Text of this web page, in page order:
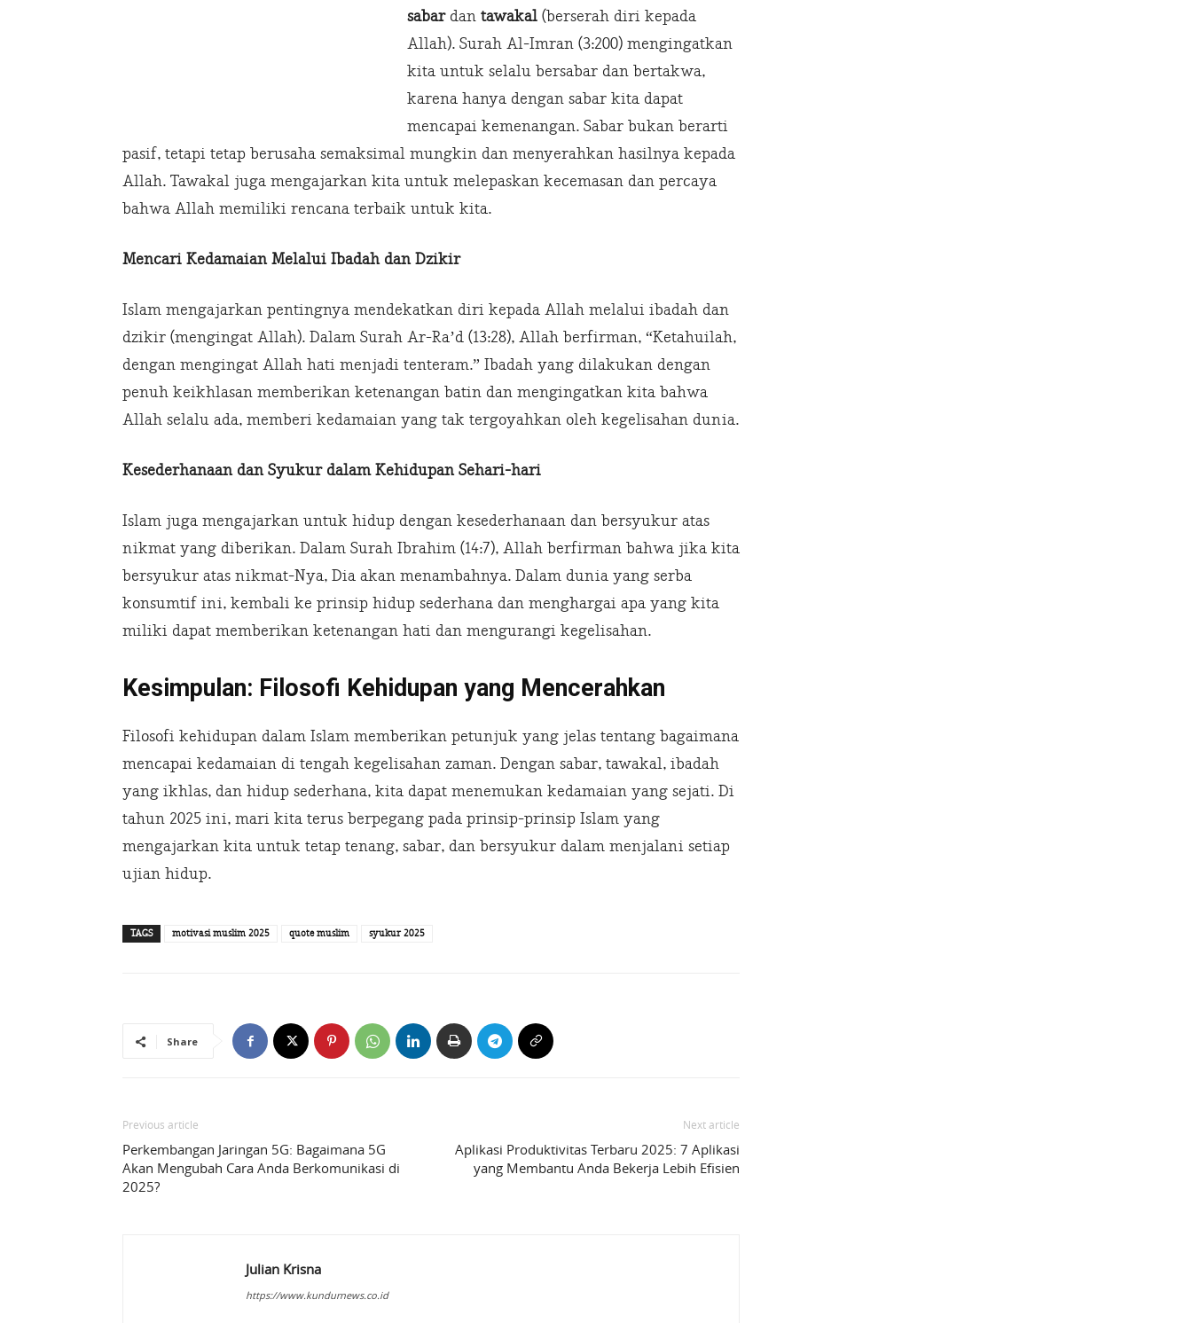
sabardan tawakal (berserah diri kepada
Allah). Surah Al-Imran (3:200) mengingatkan
kita untuk selalu bersabar dan bertakwa,
karena hanya dengan sabar kita dapat
mencapai kemenangan. Sabar bukan berarti
pasif, tetapi tetap berusaha semaksimal mungkin dan menyerahkan hasilnya kepada
Allah. Tawakal juga mengajarkan kita untuk melepaskan kecemasan dan percaya
bahwa Allah memiliki rencana terbaik untuk kita.
Mencari Kedamaian Melalui Ibadah dan Dzikir
Islam mengajarkan pentingnya mendekatkan diri kepada Allah melalui ibadah dan
dzikir (mengingat Allah). Dalam Surah Ar-Ra’d (13:28), Allah berfirman, “Ketahuilah,
dengan mengingat Allah hati menjadi tenteram.” Ibadah yang dilakukan dengan
penuh keikhlasan memberikan ketenangan batin dan mengingatkan kita bahwa
Allah selalu ada, memberi kedamaian yang tak tergoyahkan oleh kegelisahan dunia.
Kesederhanaan dan Syukur dalam Kehidupan Sehari-hari
Islam juga mengajarkan untuk hidup dengan kesederhanaan dan bersyukur atas
nikmat yang diberikan. Dalam Surah Ibrahim (14:7), Allah berfirman bahwa jika kita
bersyukur atas nikmat-Nya, Dia akan menambahnya. Dalam dunia yang serba
konsumtif ini, kembali ke prinsip hidup sederhana dan menghargai apa yang kita
miliki dapat memberikan ketenangan hati dan mengurangi kegelisahan.
Kesimpulan: Filosofi Kehidupan yang Mencerahkan
Filosofi kehidupan dalam Islam memberikan petunjuk yang jelas tentang bagaimana
mencapai kedamaian di tengah kegelisahan zaman. Dengan sabar, tawakal, ibadah
yang ikhlas, dan hidup sederhana, kita dapat menemukan kedamaian yang sejati. Di
tahun 2025 ini, mari kita terus berpegang pada prinsip-prinsip Islam yang
mengajarkan kita untuk tetap tenang, sabar, dan bersyukur dalam menjalani setiap
ujian hidup.
TAGS motivasi muslim 2025 quote muslim syukur 2025
Share
Previous article
Perkembangan Jaringan 5G: Bagaimana 5G
Akan Mengubah Cara Anda Berkomunikasi di
2025?
Next article
Aplikasi Produktivitas Terbaru 2025: 7 Aplikasi
yang Membantu Anda Bekerja Lebih Efisien
Julian Krisna
https://www.kundurnews.co.id